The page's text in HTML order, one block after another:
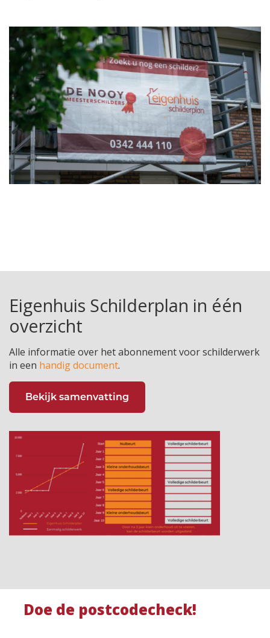
Eigenhuis Schilderplan in één
overzicht
Alle informatie over het abonnement voor schilderwerk
in een handig document.
Bekijk samenvatting
Doe de postcodecheck!